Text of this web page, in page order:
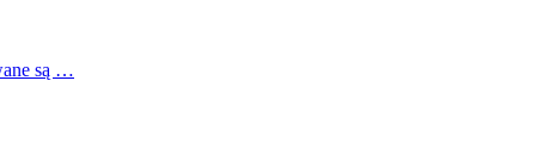
są …